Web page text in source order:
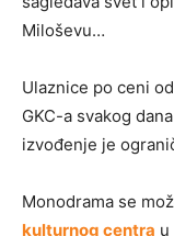
Miloševu…
Ulaznice po ceni
GKC-a svakog
izvođenje je
Monodrama se
kulturnog centra u